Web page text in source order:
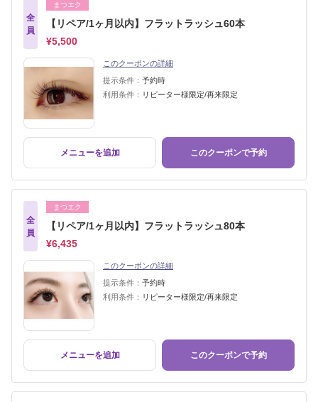
全
員
まつエク
【リペア/1ヶ月以内】フラットラッシュ60本
¥5,500
このクーポンの詳細
提示条件： 予約時
利用条件： リピーター様限定/再来限定
メニューを追加 このクーポンで予約
全
員
まつエク
【リペア/1ヶ月以内】フラットラッシュ80本
¥6,435
このクーポンの詳細
提示条件： 予約時
利用条件： リピーター様限定/再来限定
メニューを追加 このクーポンで予約